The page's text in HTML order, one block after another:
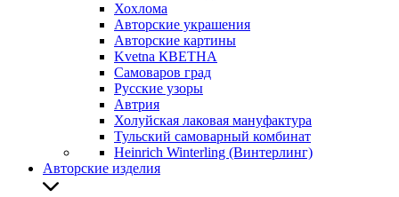
Хохлома
Авторские украшения
Авторские картины
Kvetna КВЕТНА
Самоваров град
Русские узоры
Автрия
Холуйская лаковая мануфактура
Тульский самоварный комбинат
Heinrich Winterling (Винтерлинг)
Авторские изделия